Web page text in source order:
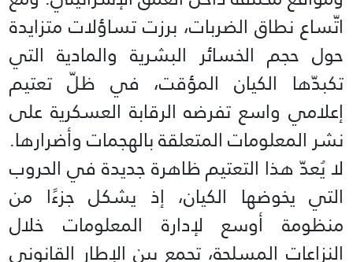
اتّساع نطاق الضربات، برزت تساؤلات متزايدة
حول حجم الخسائر البشرية والمادية التي
تكبدّها الكيان المؤقت، في ظلّ تعتيم
إعلامي واسع تفرضه الرقابة العسكرية على
نشر المعلومات المتعلقة بالهجمات وأضرارها.
لا يُعدّ هذا التعتيم ظاهرة جديدة في الحروب
التي يخوضها الكيان، إذ يشكل جزءًا من
منظومة أوسع لإدارة المعلومات خلال
النزاعات المسلحة، تجمع بين الإطار القانوني